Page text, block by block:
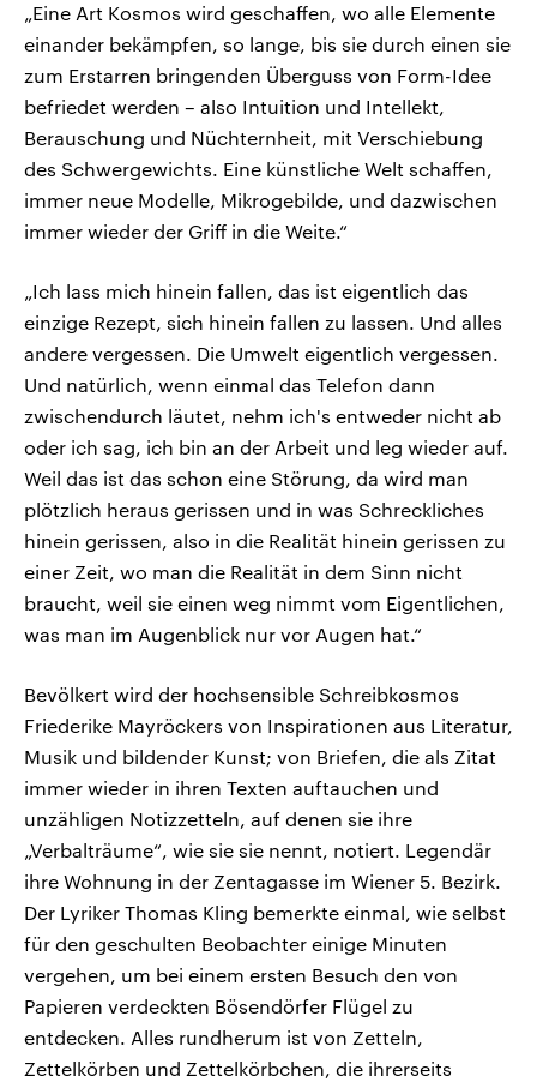
„Eine Art Kosmos wird geschaffen, wo alle Elemente
einander bekämpfen, so lange, bis sie durch einen sie
zum Erstarren bringenden Überguss von Form-Idee
befriedet werden – also Intuition und Intellekt,
Berauschung und Nüchternheit, mit Verschiebung
des Schwergewichts. Eine künstliche Welt schaffen,
immer neue Modelle, Mikrogebilde, und dazwischen
immer wieder der Griff in die Weite.“
„Ich lass mich hinein fallen, das ist eigentlich das
einzige Rezept, sich hinein fallen zu lassen. Und alles
andere vergessen. Die Umwelt eigentlich vergessen.
Und natürlich, wenn einmal das Telefon dann
zwischendurch läutet, nehm ich's entweder nicht ab
oder ich sag, ich bin an der Arbeit und leg wieder auf.
Weil das ist das schon eine Störung, da wird man
plötzlich heraus gerissen und in was Schreckliches
hinein gerissen, also in die Realität hinein gerissen zu
einer Zeit, wo man die Realität in dem Sinn nicht
braucht, weil sie einen weg nimmt vom Eigentlichen,
was man im Augenblick nur vor Augen hat.“
Bevölkert wird der hochsensible Schreibkosmos
Friederike Mayröckers von Inspirationen aus Literatur,
Musik und bildender Kunst; von Briefen, die als Zitat
immer wieder in ihren Texten auftauchen und
unzähligen Notizzetteln, auf denen sie ihre
„Verbalträume“, wie sie sie nennt, notiert. Legendär
ihre Wohnung in der Zentagasse im Wiener 5. Bezirk.
Der Lyriker Thomas Kling bemerkte einmal, wie selbst
für den geschulten Beobachter einige Minuten
vergehen, um bei einem ersten Besuch den von
Papieren verdeckten Bösendörfer Flügel zu
entdecken. Alles rundherum ist von Zetteln,
Zettelkörben und Zettelkörbchen, die ihrerseits